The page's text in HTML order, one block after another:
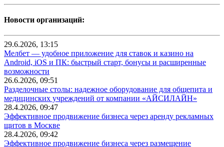
Новости организаций:
29.6.2026, 13:15
Мелбет — удобное приложение для ставок и казино на
Android, iOS и ПК: быстрый старт, бонусы и расширенные
возможности
26.6.2026, 09:51
Разделочные столы: надежное оборудование для общепита и
медицинских учреждений от компании «АЙСИЛАЙН»
28.4.2026, 09:47
Эффективное продвижение бизнеса через аренду рекламных
щитов в Москве
28.4.2026, 09:42
Эффективное продвижение бизнеса через размещение